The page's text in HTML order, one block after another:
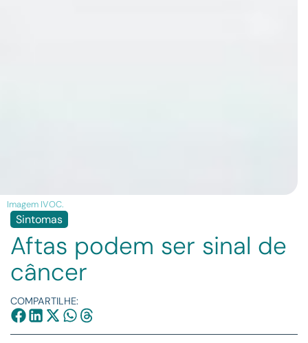
Imagem IVOC.
Sintomas
Aftas podem ser sinal de
câncer
COMPARTILHE: